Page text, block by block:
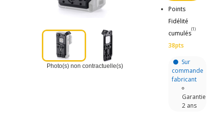
Photo(s) non contractuelle(s)
Points
Fidélité
cumulés
(1)
38pts
Sur
commande
fabricant
Garantie
2 ans